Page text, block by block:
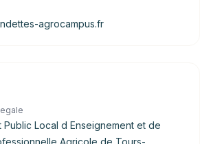
agrocampus.fr
Public Local d Enseignement et de
Agricole de Tours-